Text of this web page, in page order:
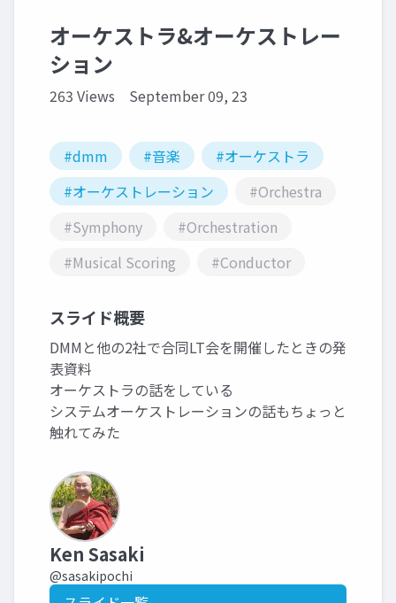
オーケストラ&オーケストレー
ション
263 Views September 09, 23
#dmm #音楽
#オーケストラ
#オーケストレーション
#Orchestra
#Symphony
#Orchestration
#Musical Scoring
#Conductor
スライド概要
DMMと他の2社で合同LT会を開催したときの発
表資料
オーケストラの話をしている
システムオーケストレーションの話もちょっと
触れてみた
Ken Sasaki
@sasakipochi